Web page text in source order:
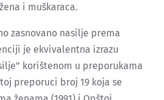
i muškaraca.
zasnovano nasilje prema
je ekvivalentna izrazu
korištenom u preporukama
preporuci broj 19 koja se